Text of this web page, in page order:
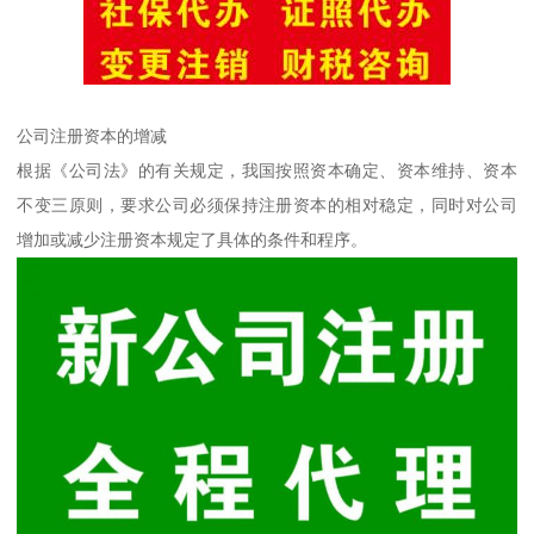
公司注册资本的增减
根据《公司法》的有关规定，我国按照资本确定、资本维持、资本
不变三原则，要求公司必须保持注册资本的相对稳定，同时对公司
增加或减少注册资本规定了具体的条件和程序。